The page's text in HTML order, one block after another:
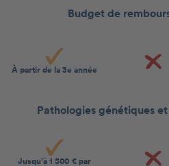
Budget de
À partir de la 3e année
Pathologies génétiques
Jusqu’à 1 500 € par